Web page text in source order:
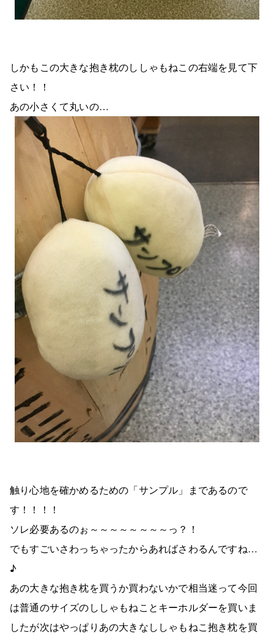
しかもこの大きな抱き枕のししゃもねこの右端を見て下
さい！！
あの小さくて丸いの…
触り心地を確かめるための「サンプル」まであるので
す！！！！
ソレ必要あるのぉ～～～～～～～～っ？！
でもすごいさわっちゃったからあればさわるんですね…
♪
あの大きな抱き枕を買うか買わないかで相当迷って今回
は普通のサイズのししゃもねことキーホルダーを買いま
したが次はやっぱりあの大きなししゃもねこ抱き枕を買